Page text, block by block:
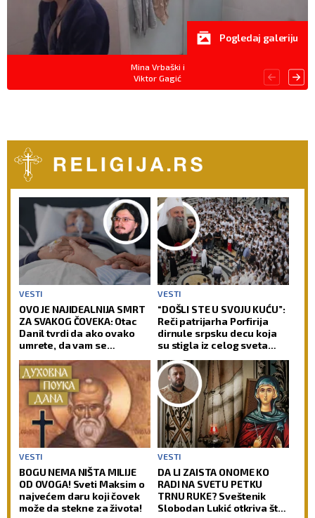
Mina Vrbaški i
Viktor Gagić
Pogledaj galeriju
VESTI
OVO JE NAJIDEALNIJA SMRT
ZA SVAKOG ČOVEKA: Otac
Danil tvrdi da ako ovako
umrete, da vam se
gresi, IZUZEV DVA
VESTI
“DOŠLI STE U SVOJU KUĆU”:
Reči patrijarha Porfirija
dirnule srpsku decu koja
su stigla iz celog sveta
VESTI
BOGU NEMA NIŠTA MILIJE
OD OVOGA! Sveti Maksim o
najvećem daru koji čovek
može da stekne za života!
VESTI
DA LI ZAISTA ONOME KO
RADI NA SVETU PETKU
TRNU RUKE? Sveštenik
Slobodan Lukić otkriva šta